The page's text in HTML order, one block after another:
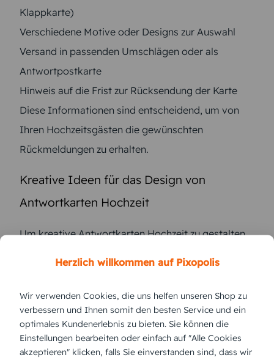
Klappkarte)
Verschiedene Motive oder Designs zur Auswahl
Versand in passenden Umschlägen oder als
Antwortpostkarte
Hinweis auf die Frist zur Rücksendung der Karte
Diese Informationen sind entscheidend, um von
Ihren Hochzeitsgästen die gewünschten
Rückmeldungen zu erhalten.
Kreative Ideen für das Design von
Antwortkarten Hochzeit
Um kreative Antwortkarten Hochzeit zu gestalten,
Verschiedene Farbvarianten und Schriftarten
ausprobieren, um Ihre Einladungskarten elegant
und persönlich zu gestalten.
Mit Fotos oder Illustrationen das Design individuell
Herzlich willkommen auf Pixopolis
Wir verwenden Cookies, die uns helfen unseren Shop zu
verbessern und Ihnen somit den besten Service und ein
optimales Kundenerlebnis zu bieten. Sie können die
Einstellungen bearbeiten oder einfach auf "Alle Cookies
akzeptieren" klicken, falls Sie einverstanden sind, dass wir